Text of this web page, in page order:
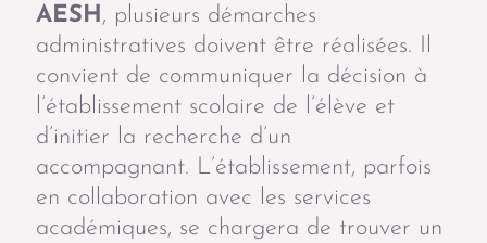
AESH, plusieurs démarches
administratives doivent être réalisées. Il
convient de communiquer la décision à
l’établissement scolaire de l’élève et
d’initier la recherche d’un
accompagnant. L’établissement, parfois
en collaboration avec les services
académiques, se chargera de trouver un